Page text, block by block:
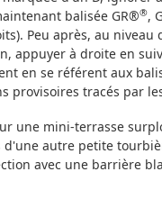
balisée GR®®,
Peu après, au
appuyer à droite en
en se référent aux
provisoires tracés par
une mini-terrasse
d'une autre petite
avec une barrière